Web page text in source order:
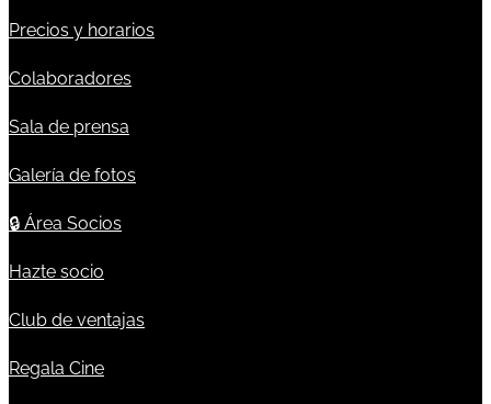
Precios y horarios
Colaboradores
Sala de prensa
Galería de fotos
🔒 Área Socios
Hazte socio
Club de ventajas
Regala Cine